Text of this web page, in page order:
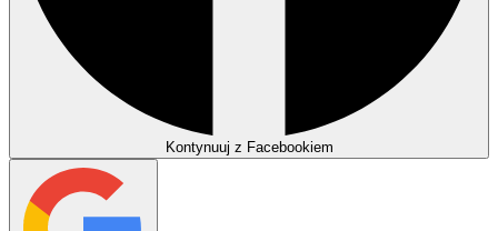
Kontynuuj z Facebookiem